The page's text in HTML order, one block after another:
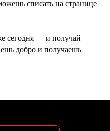
списать на странице
сегодня — и получай
добро и получаешь